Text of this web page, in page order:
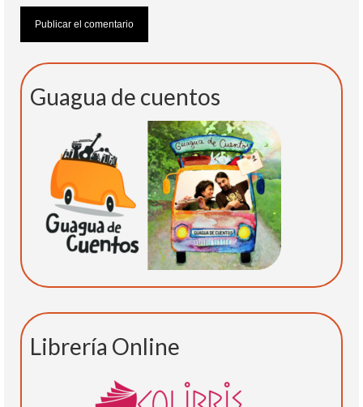
Guagua de cuentos
Librería Online